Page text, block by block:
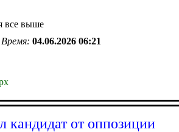
все выше
Время: 04.06.2026 06:21
кандидат от оппозиции